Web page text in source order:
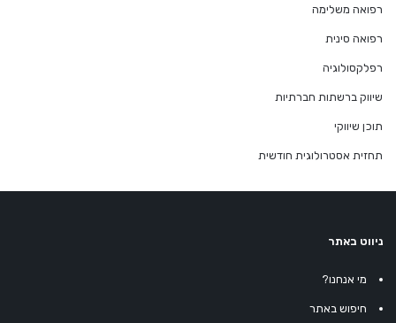
רפואה משלימה
רפואה סינית
רפלקסולוגיה
שיווק ברשתות חברתיות
תוכן שיווקי
תחזית אסטרולוגית חודשית
ניווט באתר
מי אנחנו?
חיפוש באתר